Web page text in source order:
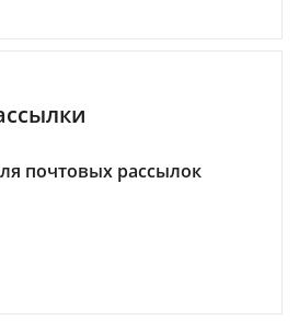
почтовых рассылок